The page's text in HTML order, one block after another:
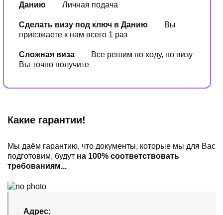
Данию
Личная подача
Сделать визу под ключ в Данию
Вы
приезжаете к нам всего 1 раз
Сложная виза
Все решим по ходу, но визу
Вы точно получите
Какие гарантии!
Мы даём гарантию, что документы, которые мы для Вас
подготовим, будут на 100% соответствовать
требованиям...
Адрес: